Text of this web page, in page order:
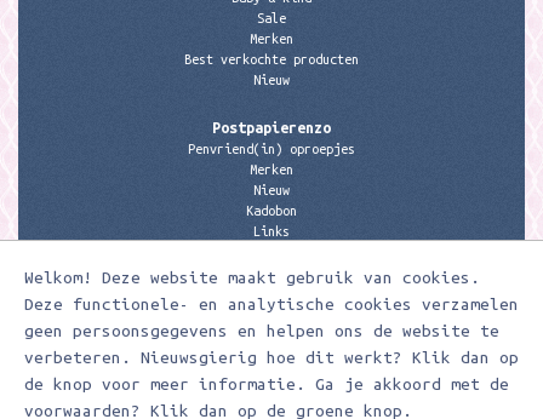
Welkom! Deze website maakt gebruik van cookies.
Deze functionele- en analytische cookies verzamelen
geen persoonsgegevens en helpen ons de website te
verbeteren. Nieuwsgierig hoe dit werkt? Klik dan op
de knop voor meer informatie. Ga je akkoord met de
voorwaarden? Klik dan op de groene knop.
Sale
Merken
Best verkochte producten
Nieuw
Postpapierenzo
Penvriend(in) oproepjes
Merken
Nieuw
Kadobon
Links
Contactgegevens
Meerleuks
anita@meerleuks.nl
06 – 107 163 36
KVK nummer: 58807179
BTW nummer: 853190859B01